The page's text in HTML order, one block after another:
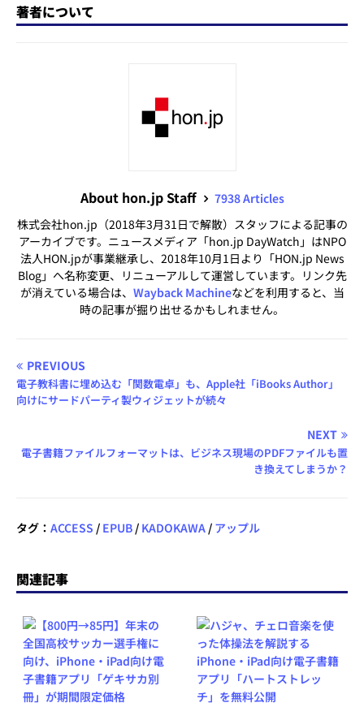
著者について
About hon.jp Staff
7938 Articles
株式会社hon.jp（2018年3月31日で解散）スタッフによる記事の
アーカイブです。ニュースメディア「hon.jp DayWatch」はNPO
法人HON.jpが事業継承し、2018年10月1日より「HON.jp News
Blog」へ名称変更、リニューアルして運営しています。リンク先
が消えている場合は、 Wayback Machineなどを利用すると、当
時の記事が掘り出せるかもしれません。
PREVIOUS
電子教科書に埋め込む「関数電卓」も、Apple社「iBooks Author」
向けにサードパーティ製ウィジェットが続々
NEXT
電子書籍ファイルフォーマットは、ビジネス現場のPDFファイルも置
き換えてしまうか？
タグ： ACCESS / EPUB / KADOKAWA / アップル
関連記事